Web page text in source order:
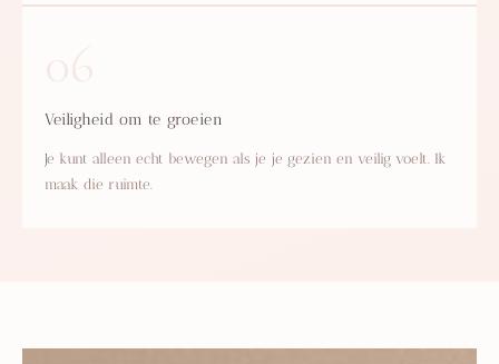
06
Veiligheid om te groeien
Je kunt alleen echt bewegen als je je gezien en veilig voelt. Ik
maak die ruimte.